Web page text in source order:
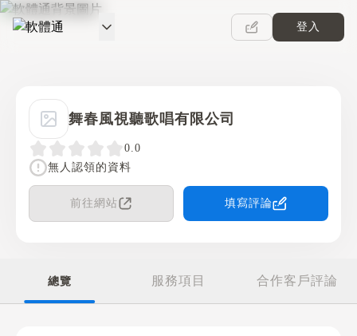
軟體通
登入
舞春風視聽歌唱有限公司
0.0
無人認領的資料
前往網站 填寫評論
總覽 服務項目 合作客戶評論